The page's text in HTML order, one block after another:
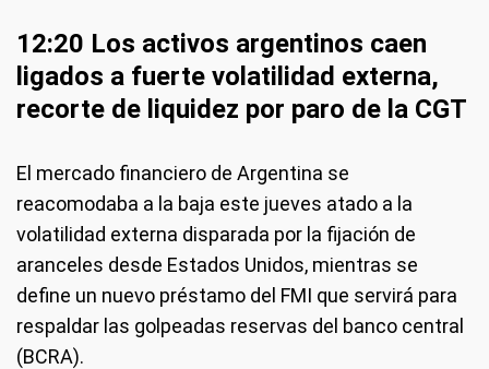
12:20 Los activos argentinos caen
ligados a fuerte volatilidad externa,
recorte de liquidez por paro de la CGT
El mercado financiero de Argentina se
reacomodaba a la baja este jueves atado a la
volatilidad externa disparada por la fijación de
aranceles desde Estados Unidos, mientras se
define un nuevo préstamo del FMI que servirá para
respaldar las golpeadas reservas del banco central
(BCRA).